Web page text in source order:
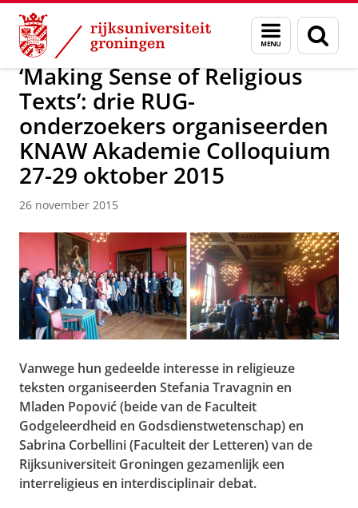
Skip
Content
Skip
Navigation
Menu
en
zoeken
Faculteit Religie, Cultuur en Maatschappij Nieuwsarchief
‘Making Sense of Religious
Texts’: drie RUG-
onderzoekers organiseerden
KNAW Akademie Colloquium
27-29 oktober 2015
26 november 2015
Vanwege hun gedeelde interesse in religieuze
teksten organiseerden Stefania Travagnin en
Mladen Popović (beide van de Faculteit
Godgeleerdheid en Godsdienstwetenschap) en
Sabrina Corbellini (Faculteit der Letteren) van de
Rijksuniversiteit Groningen gezamenlijk een
interreligieus en interdisciplinair debat.